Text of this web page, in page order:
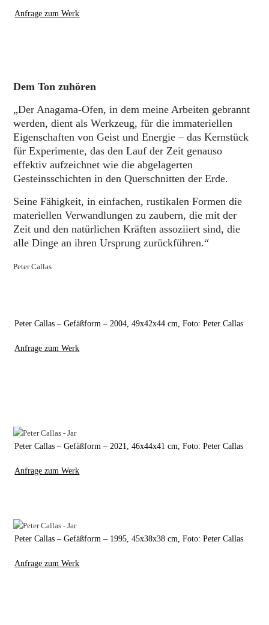
Anfrage zum Werk
Dem Ton zuhören
„Der Anagama-Ofen, in dem meine Arbeiten gebrannt
werden, dient als Werkzeug, für die immateriellen
Eigenschaften von Geist und Energie – das Kernstück
für Experimente, das den Lauf der Zeit genauso
effektiv aufzeichnet wie die abgelagerten
Gesteinsschichten in den Querschnitten der Erde.
Seine Fähigkeit, in einfachen, rustikalen Formen die
materiellen Verwandlungen zu zaubern, die mit der
Zeit und den natürlichen Kräften assoziiert sind, die
alle Dinge an ihren Ursprung zurückführen.“
Peter Callas
Peter Callas – Gefäßform – 2004, 49x42x44 cm, Foto: Peter Callas
Anfrage zum Werk
Peter Callas – Gefäßform – 2021, 46x44x41 cm, Foto: Peter Callas
Anfrage zum Werk
Peter Callas – Gefäßform – 1995, 45x38x38 cm, Foto: Peter Callas
Anfrage zum Werk